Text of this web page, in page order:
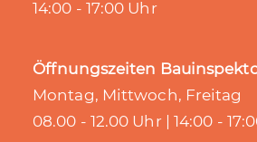
14:00 - 17:00 Uhr
Öffnungszeiten
Montag, Mittwoch, Freitag
08.00 - 12.00 Uhr | 14:00 -